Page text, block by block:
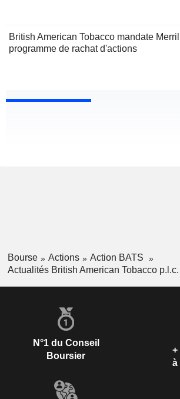
British American Tobacco mandate
programme de rachat d'actions
Bourse Actions
Action BATS
Actualités British American Tobacco p.l.c.
N°1 du Conseil
Boursier
+
à